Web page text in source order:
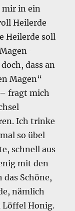
in ein
Heilerde
Heilerde soll
dass an
Magen“
fragt mich
Ich trinke
so übel
schnell aus
mit den
Schöne,
nämlich
Löffel Honig.